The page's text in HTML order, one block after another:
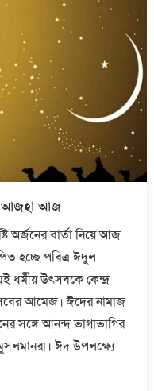
আজহা আজ
অর্জনের বার্তা নিয়ে আজ
হচ্ছে পবিত্র ঈদুল
উৎসবকে কেন্দ্র
আমেজ। ঈদের নামাজ
সঙ্গে আনন্দ ভাগাভাগির
ঈদ উপলক্ষ্যে